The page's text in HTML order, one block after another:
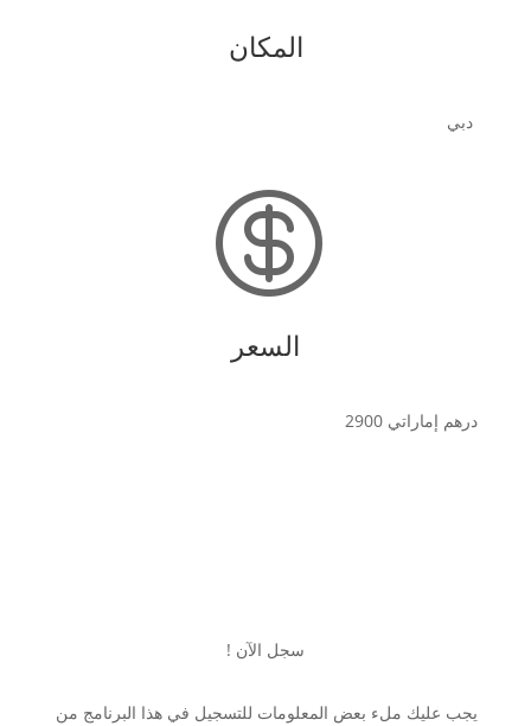
المكان
دبي

السعر
درهم إماراتي 2900
سجل الآن !
يجب عليك ملء بعض المعلومات للتسجيل في هذا البرنامج من